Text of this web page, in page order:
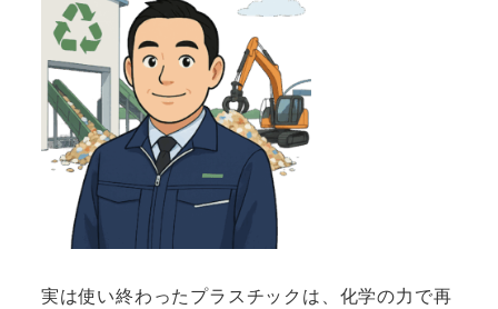
実は使い終わったプラスチックは、化学の力で再